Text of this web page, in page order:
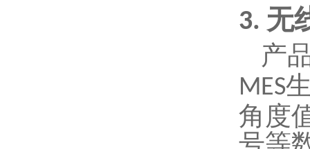
3. 无
产
MES
角度